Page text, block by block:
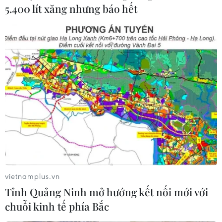
Học sinh Cần Thơ trở lại trường học trực
tiếp từ ngày 7/2
15/01/2022 13:12
Ủy ban Nhân dân thành phố Cần Thơ điều chỉnh thời
gian học sinh trẻ mầm non, học sinh tiểu học, trung học
cơ sở, THPT và học viên giáo dục thường xuyên trở lại
trường từ ngày 17/1 sang ngày 7/2.
5.400 lít xăng nhưng báo hết
vietnamplus.vn
Tỉnh Quảng Ninh mở hướng kết nối mới với
chuỗi kinh tế phía Bắc